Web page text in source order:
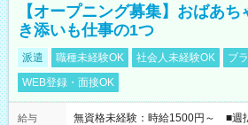
【オープニング募集】おばあ
き添いも仕事の1つ
派遣 職種未経験OK 社会人未経験OK
ブ
WEB登録・面接OK
給与
無資格未経験：時給1500円～ ■